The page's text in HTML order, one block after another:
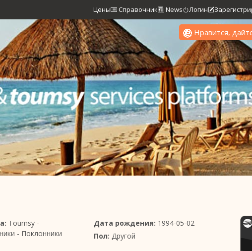
Цены Справочник News Логин
Нравится,
Toumsy -
- Поклонники
Дата рождения: 1994-05-02
Пол: Другой